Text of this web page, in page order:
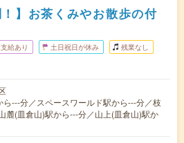
！】お茶くみやお散歩の付
給あり 土日祝日が休み 残業なし
ら---分／スペースワールド駅から---分／枝
麓(皿倉山)駅から---分／山上(皿倉山)駅か